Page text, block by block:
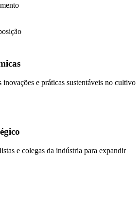
inovações e práticas sustentáveis no cultivo
e colegas da indústria para expandir